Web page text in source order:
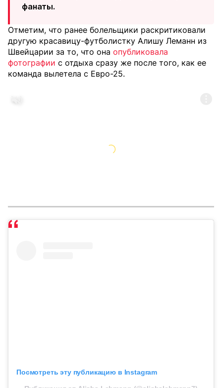
фанаты.
Отметим, что ранее болельщики раскритиковали
другую красавицу-футболистку Алишу Леманн из
Швейцарии за то, что она опубликовала
фотографии с отдыха сразу же после того, как ее
команда вылетела с Евро-25.
Посмотреть эту публикацию в Instagram